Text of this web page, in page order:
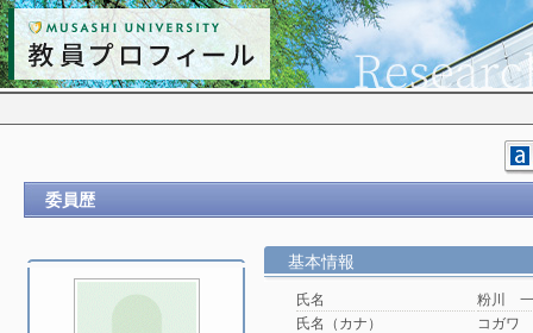
委員歴
基本情報
氏名
粉川
氏名（カナ）
コガワ